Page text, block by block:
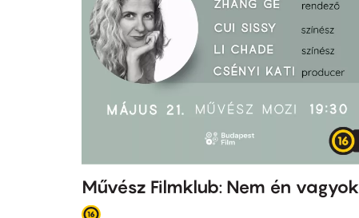
Művész Filmklub: Nem én vagyok